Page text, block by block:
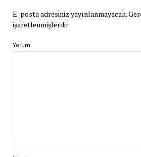
E-posta adresiniz yayınlanmayacak.
işaretlenmişlerdir
Yorum